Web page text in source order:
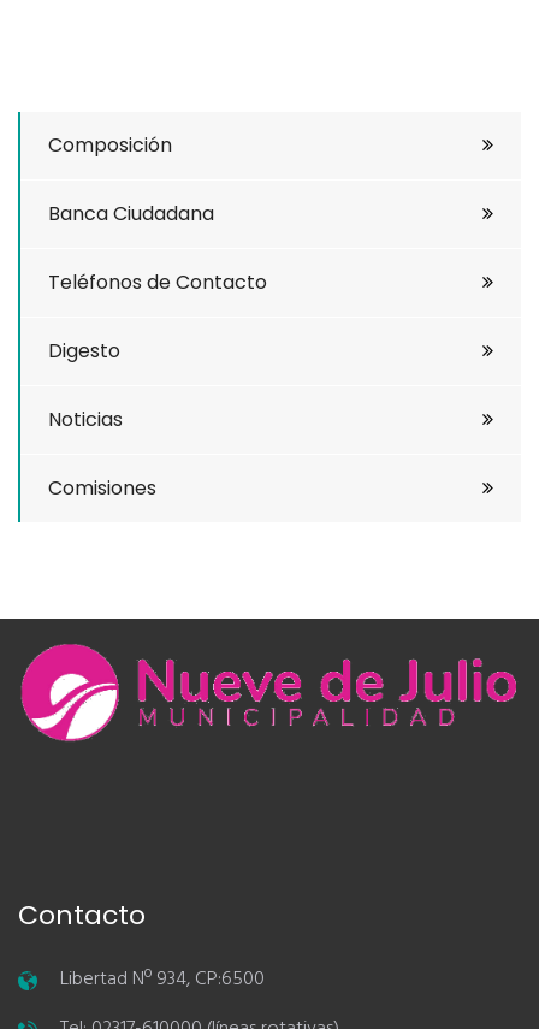
Composición
Banca Ciudadana
Teléfonos de Contacto
Digesto
Noticias
Comisiones
Contacto
Libertad Nº 934, CP:6500